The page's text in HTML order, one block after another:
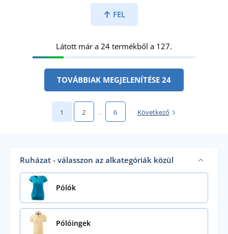
FEL
Látott már a 24 termékből a 127.
TOVÁBBIAK MEGJELENÍTÉSE 24
1 2 … 6 Következő
Ruházat - válasszon az alkategóriák közül
Pólók
Pólóingek